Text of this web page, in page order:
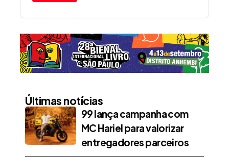
Últimas notícias
99 lança campanha com
MC Hariel para valorizar
entregadores parceiros